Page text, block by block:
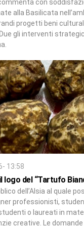
con
alla Basilicata
progetti beni
gli interventi
13:58
logo del “Tartufo
dell’Alsia al quale
professionisti,
o laureati in
creative. Le